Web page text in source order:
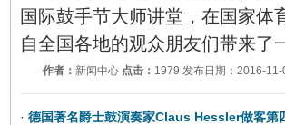
国际鼓手节大师讲堂，在国家
自全国各地的观众朋友们带来了
作者： 新闻中心 点击： 1979 发布日期：2016-11-
· 德国著名爵士鼓演奏家Claus Hessler做客第